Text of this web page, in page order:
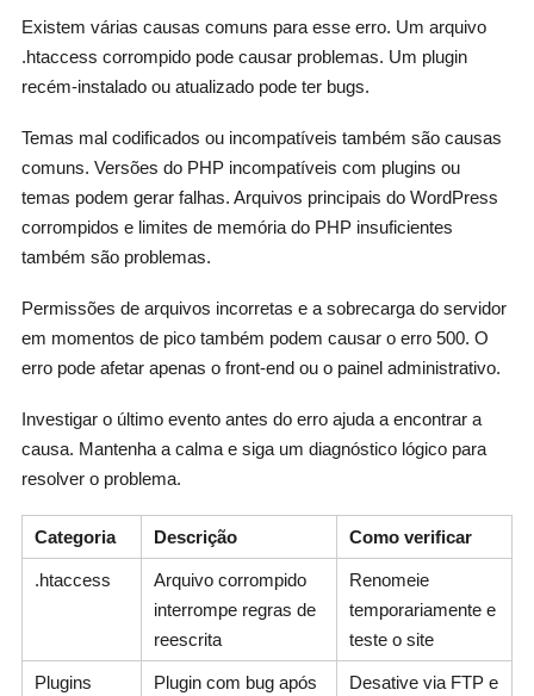
Existem várias causas comuns para esse erro. Um arquivo
.htaccess corrompido pode causar problemas. Um plugin
recém-instalado ou atualizado pode ter bugs.
Temas mal codificados ou incompatíveis também são causas
comuns. Versões do PHP incompatíveis com plugins ou
temas podem gerar falhas. Arquivos principais do WordPress
corrompidos e limites de memória do PHP insuficientes
também são problemas.
Permissões de arquivos incorretas e a sobrecarga do servidor
em momentos de pico também podem causar o erro 500. O
erro pode afetar apenas o front-end ou o painel administrativo.
Investigar o último evento antes do erro ajuda a encontrar a
causa. Mantenha a calma e siga um diagnóstico lógico para
resolver o problema.
Categoria Descrição Como verificar
.htaccess
Arquivo corrompido
interrompe regras de
reescrita
Renomeie
temporariamente e
teste o site
Plugins
Plugin com bug após
Desative via FTP e